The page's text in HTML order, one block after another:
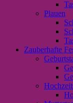
Plauen
Zauberhafte